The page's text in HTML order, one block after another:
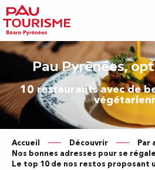
Aller
au
contenu
principal
Pau Pyrénées,
10 restaurants avec de
Accueil Découvrir
Par
Nos bonnes adresses pour se
Le top 10 de nos restos proposant